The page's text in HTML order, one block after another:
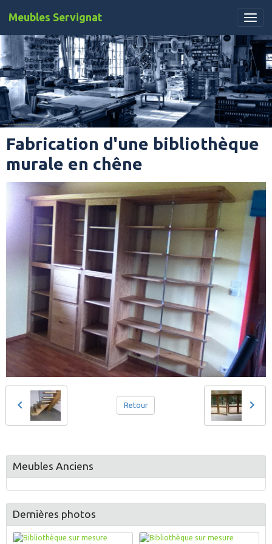
Meubles Servignat
Fabrication d'une bibliothèque
murale en chêne
Retour
Meubles Anciens
Dernières photos